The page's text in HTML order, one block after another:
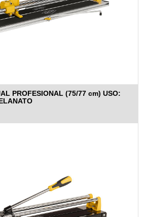
PROFESIONAL (75/77 cm) USO: